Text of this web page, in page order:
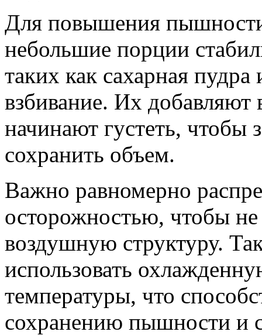
Для повышения
небольшие порции
таких как сахарная
взбивание. Их добавляют
начинают густеть, чтобы
сохранить объем.
Важно равномерно
осторожностью, чтобы
воздушную структуру.
использовать
температуры, что
сохранению пышности и